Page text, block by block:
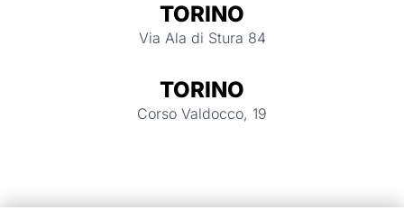
TORINO
Via Ala di Stura 84
TORINO
Corso Valdocco, 19